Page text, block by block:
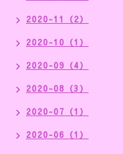
2020-11（2）
2020-10（1）
2020-09（4）
2020-08（3）
2020-07（1）
2020-06（1）